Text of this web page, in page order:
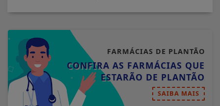
FARMÁCIAS DE PLANTÃO
CONFIRA AS FARMÁCIAS QUE
ESTARÃO DE PLANTÃO
SAIBA MAIS